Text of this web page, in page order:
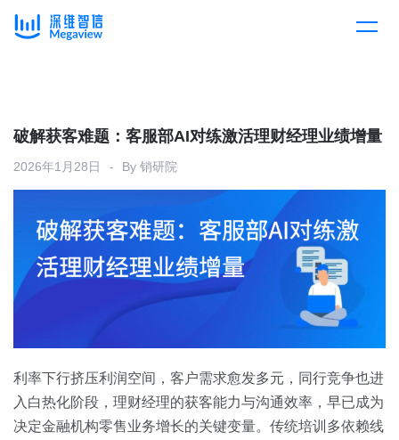
产品总览
产品集成
下载客户端
解决方案
按行业
企业服务
消费医疗
汽车
房地产
客户案例
开放平台
资源中心
资源中心
关于我们
破解获客难题：客服部AI对练激活理财经理业绩增量
2026年1月28日 By 销研院
利率下行挤压利润空间，客户需求愈发多元，同行竞争也进
入白热化阶段，理财经理的获客能力与沟通效率，早已成为
决定金融机构零售业务增长的关键变量。传统培训多依赖线